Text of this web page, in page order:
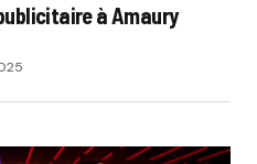
à Amaury